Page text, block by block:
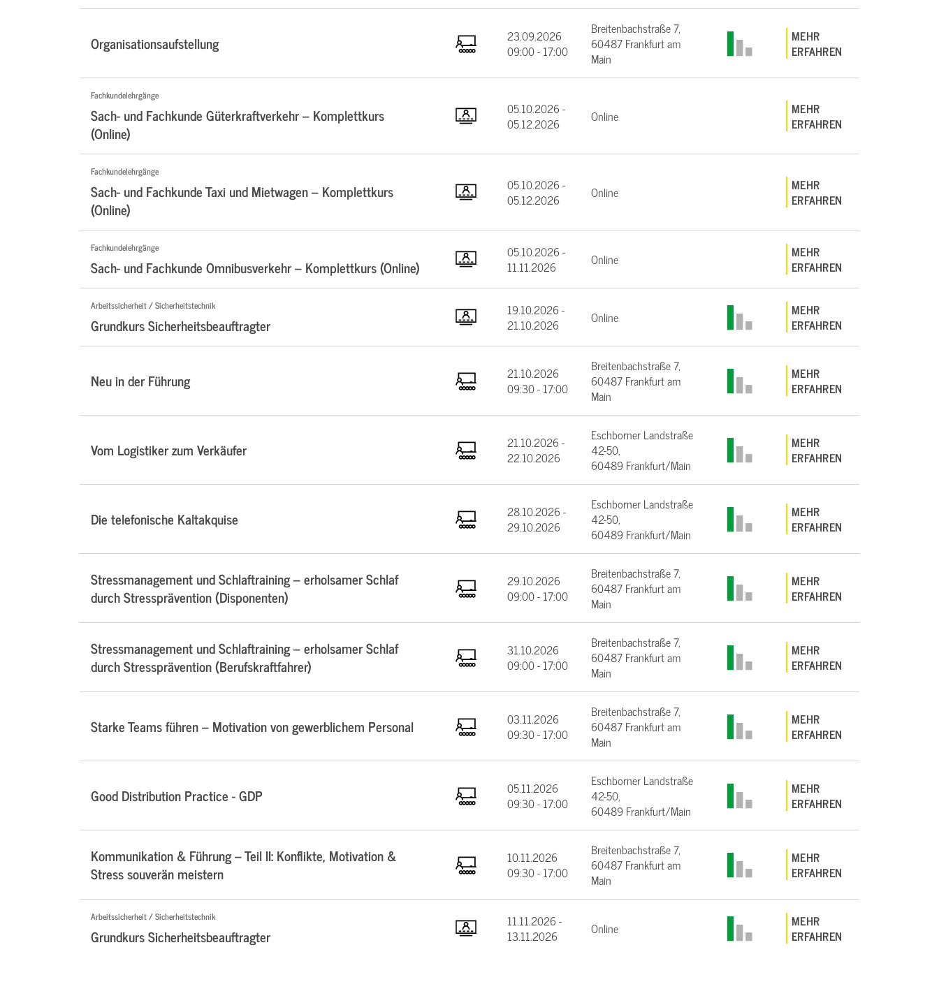
Organisationsaufstellung
23.09.2026
09:00 - 17:00
Breitenbachstraße 7,
60487 Frankfurt am
Main
MEHR
ERFAHREN
Fachkundelehrgänge
Sach- und Fachkunde Güterkraftverkehr – Komplettkurs
(Online)
05.10.2026 -
05.12.2026
Online
MEHR
ERFAHREN
Fachkundelehrgänge
Sach- und Fachkunde Taxi und Mietwagen – Komplettkurs
(Online)
05.10.2026 -
05.12.2026
Online
MEHR
ERFAHREN
Fachkundelehrgänge
Sach- und Fachkunde Omnibusverkehr – Komplettkurs (Online)
05.10.2026 -
11.11.2026
Online
MEHR
ERFAHREN
Arbeitssicherheit / Sicherheitstechnik
Grundkurs Sicherheitsbeauftragter
19.10.2026 -
21.10.2026
Online
MEHR
ERFAHREN
Neu in der Führung
21.10.2026
09:30 - 17:00
Breitenbachstraße 7,
60487 Frankfurt am
Main
MEHR
ERFAHREN
Vom Logistiker zum Verkäufer
21.10.2026 -
22.10.2026
Eschborner Landstraße
42-50,
60489 Frankfurt/Main
MEHR
ERFAHREN
Die telefonische Kaltakquise
28.10.2026 -
29.10.2026
Eschborner Landstraße
42-50,
60489 Frankfurt/Main
MEHR
ERFAHREN
Stressmanagement und Schlaftraining – erholsamer Schlaf
durch Stressprävention (Disponenten)
29.10.2026
09:00 - 17:00
Breitenbachstraße 7,
60487 Frankfurt am
Main
MEHR
ERFAHREN
Stressmanagement und Schlaftraining – erholsamer Schlaf
durch Stressprävention (Berufskraftfahrer)
31.10.2026
09:00 - 17:00
Breitenbachstraße 7,
60487 Frankfurt am
Main
MEHR
ERFAHREN
Starke Teams führen – Motivation von gewerblichem Personal
03.11.2026
09:30 - 17:00
Breitenbachstraße 7,
60487 Frankfurt am
Main
MEHR
ERFAHREN
Good Distribution Practice - GDP
05.11.2026
09:30 - 17:00
Eschborner Landstraße
42-50,
60489 Frankfurt/Main
MEHR
ERFAHREN
Kommunikation & Führung – Teil II: Konflikte, Motivation &
Stress souverän meistern
10.11.2026
09:30 - 17:00
Breitenbachstraße 7,
60487 Frankfurt am
Main
MEHR
ERFAHREN
Arbeitssicherheit / Sicherheitstechnik
Grundkurs Sicherheitsbeauftragter
11.11.2026 -
13.11.2026
Online
MEHR
ERFAHREN